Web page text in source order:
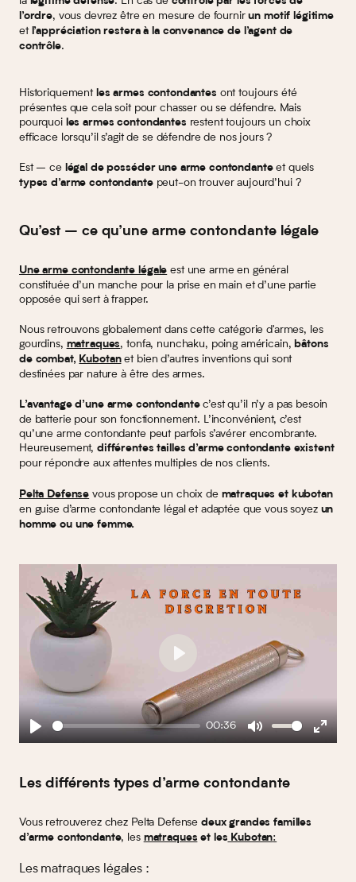
l’ordre, vous devrez être en mesure de fournirun motif légitime
et l’appréciation restera à la convenance de l’agent de
contrôle.
Historiquement les armes contondantes ont toujours été
présentes que cela soit pour chasser ou se défendre. Mais
pourquoi les armes contondantes restent toujours un choix
efficace lorsqu’il s’agit de se défendre de nos jours ?
Est – ce légal de posséder une arme contondanteet quels
types d’arme contondantepeut-on trouver aujourd’hui ?
Qu’est – ce qu’une arme contondante légale
Une arme contondante légale est une arme en général
constituée d’un manche pour la prise en main et d’une partie
opposée qui sert à frapper.
Nous retrouvons globalement dans cette catégorie d'armes, les
gourdins, matraques, tonfa, nunchaku, poing américain, bâtons
de combat, Kubotanet bien d’autres inventions qui sont
destinées par nature à être des armes.
L’avantage d’une arme contondantec’est qu’il n’y a pas besoin
de batterie pour son fonctionnement. L’inconvénient, c’est
qu’une arme contondante peut parfois s’avérer encombrante.
Heureusement,différentes tailles d’arme contondante existent
pour répondre aux attentes multiples de nos clients.
Pelta Defense vous propose un choix de matraques et kubotan
en guise d’arme contondante légal et adaptée que vous soyez un
homme ou une femme.
00:36
Les différents types d’arme contondante
Vous retrouverez chez Pelta Defense deux grandes familles
d’arme contondante, les matraques et les Kubotan:
Les matraques légales :